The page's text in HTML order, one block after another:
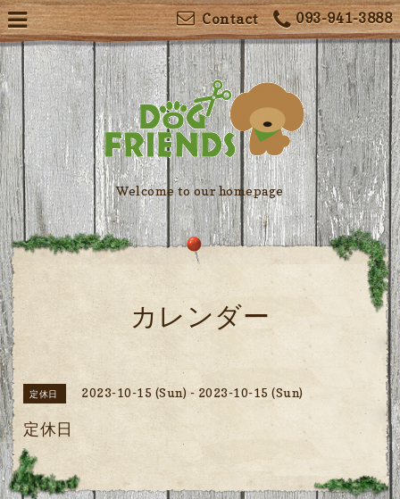
093-941-3888
Contact
Welcome to our homepage
カレンダー
定休日 2023-10-15 (Sun) - 2023-10-15 (Sun)
定休日